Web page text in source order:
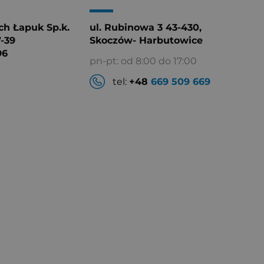
Łapuk Sp.k.
39
ul. Rubinowa 3 43-430,
Skoczów- Harbutowice
pn-pt: od 8:00 do 17:00
tel: +48 669 509 669